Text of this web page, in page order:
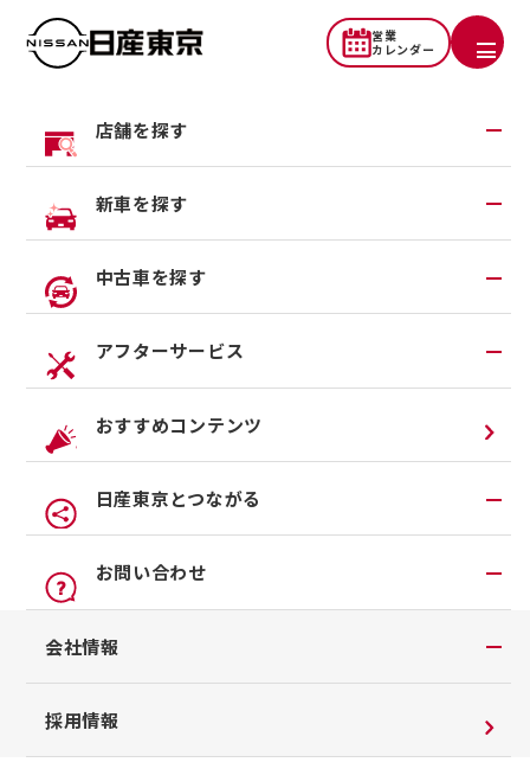
営業
カレンダー
店舗を探す
地域から探す
一覧から探す
店舗リニューアル情報
営業カレンダー
新車を探す
試乗車・展示車検索
福祉車両（ライフケアビークル）
カスタイマイズサービス
法人リースオンライン受付
オンライン相談予約
オンライン見積り
カタログ請求
日産カーライフ保険
イオンモール多摩平の森
中古車を探す
在庫車一覧
中古車ワイド保証
アフターサービス
アフターサービスTOP
メンテナンスネット予約
車検
車検立会い見積り
メンテプロパック
メンテナンス商品TOP
季節のおすすめ商品
おすすめコンテンツ
日産東京とつながる
公式LINEアカウント
店舗ブログ
公式Youtubeアカウント
お問い合わせ
お問い合わせTOP
チャットサポート
会社情報
会社情報
企業理念
採用情報
おすすめコンテンツ
フェア・キャンペーン
スで10万円が合計5,200名
さまに当たる新車購入資金
プレゼントキャンペーン！